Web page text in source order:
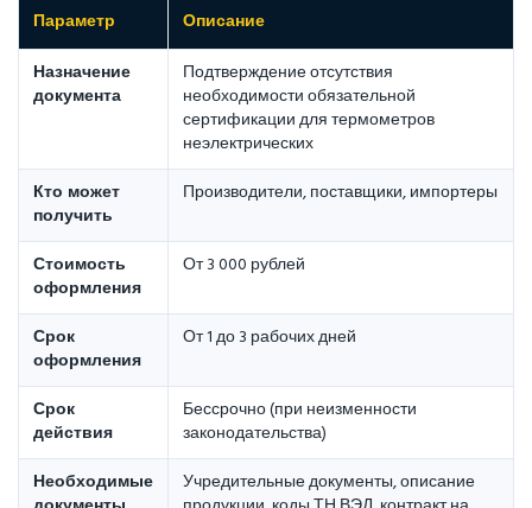
Параметр
Описание
Назначение
документа
Подтверждение отсутствия
необходимости обязательной
сертификации для термометров
неэлектрических
Кто может
получить
Производители, поставщики, импортеры
Стоимость
оформления
От 3 000 рублей
Срок
оформления
От 1 до 3 рабочих дней
Срок
действия
Бессрочно (при неизменности
законодательства)
Необходимые
Учредительные документы, описание